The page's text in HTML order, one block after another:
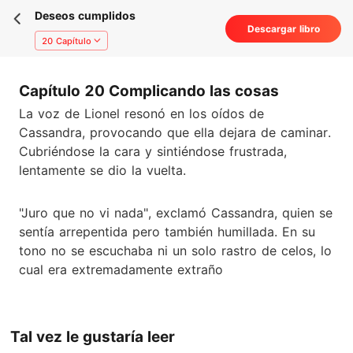
Deseos cumplidos
20 Capítulo
Descargar libro
Capítulo 20 Complicando las cosas
La voz de Lionel resonó en los oídos de
Cassandra, provocando que ella dejara de caminar.
Cubriéndose la cara y sintiéndose frustrada,
lentamente se dio la vuelta.
"Juro que no vi nada", exclamó Cassandra, quien se
sentía arrepentida pero también humillada. En su
tono no se escuchaba ni un solo rastro de celos, lo
cual era extremadamente extraño
Tal vez le gustaría leer